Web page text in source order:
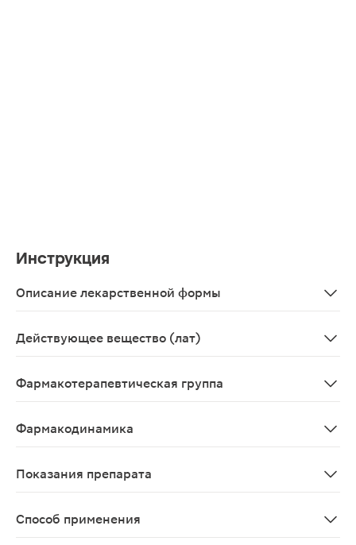
Инструкция
Описание лекарственной формы
Действующее вещество (лат)
Фармакотерапевтическая группа
Фармакодинамика
Показания препарата
Способ применения